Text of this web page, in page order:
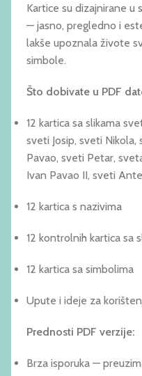
Kartice su dizajnirane u
— jasno, pregledno i
lakše upoznala živote
simbole.
Što dobivate u PDF
12 kartica sa slikama
sveti Josip, sveti
Pavao, sveti Petar,
Ivan Pavao II, sveti
12 kartica s nazivima
12 kontrolnih kartica sa
12 kartica sa simbolima
Upute i ideje za
Prednosti PDF verzije:
Brza isporuka —